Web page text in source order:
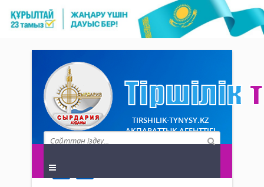
TIRSHILIK-TYNYSY.KZ
АҚПАРАТТЫҚ АГЕНТТІГІ